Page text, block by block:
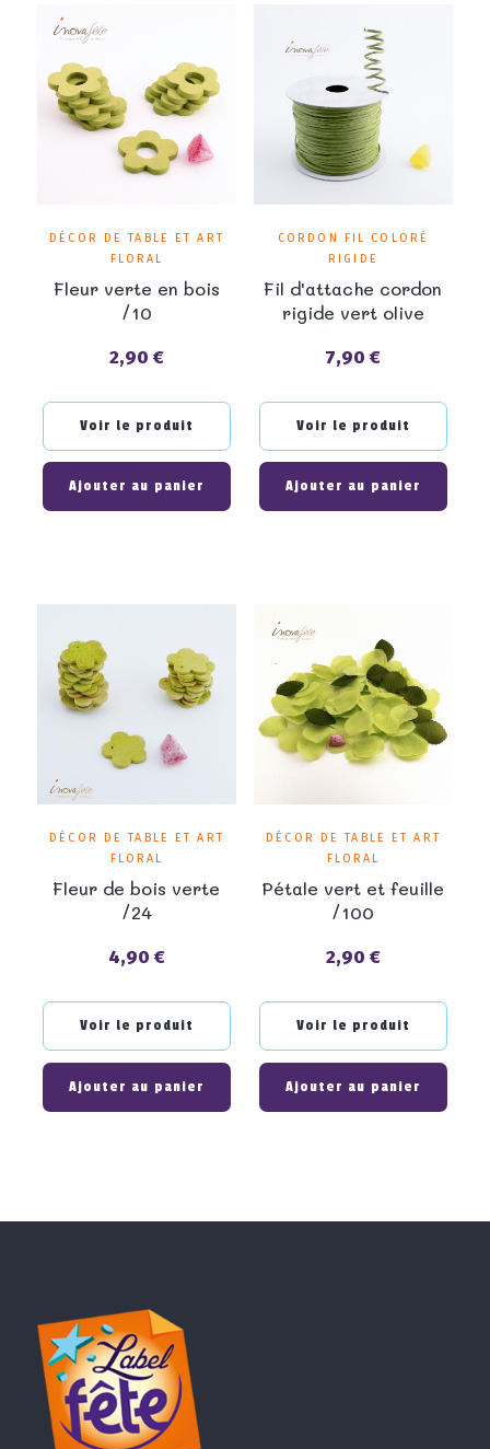
DÉCOR DE TABLE ET ART
FLORAL
Fleur verte en bois
/10
Prix
2,90 €
Voir le produit
Ajouter au panier
CORDON FIL COLORÉ
RIGIDE
Fil d'attache cordon
rigide vert olive
Prix
7,90 €
Voir le produit
Ajouter au panier
DÉCOR DE TABLE ET ART
FLORAL
Fleur de bois verte
/24
Prix
4,90 €
Voir le produit
Ajouter au panier
DÉCOR DE TABLE ET ART
FLORAL
Pétale vert et feuille
/100
Prix
2,90 €
Voir le produit
Ajouter au panier